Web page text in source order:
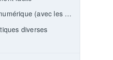
(avec les doigts)
diverses